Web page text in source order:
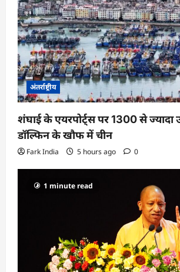
अंतर्राष्ट्रीय
शंघाई के एयरपोर्ट्स पर 1300 से ज्यादा
डॉल्फिन के खौफ में चीन
Fark India 5 hours ago 0
1 minute read